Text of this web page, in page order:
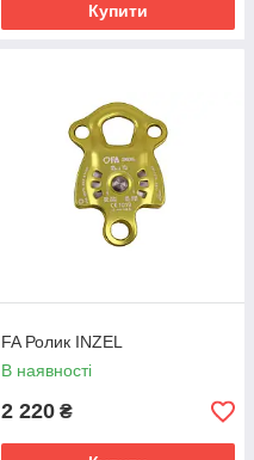
Купити
FA Ролик INZEL
В наявності
2 220 ₴